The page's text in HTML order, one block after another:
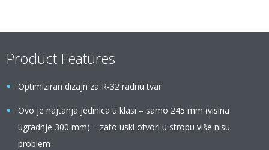
Product Features
Optimiziran dizajn za R-32 radnu tvar
Ovo je najtanja jedinica u klasi – samo 245 mm (visina
ugradnje 300 mm) – zato uski otvori u stropu više nisu
problem